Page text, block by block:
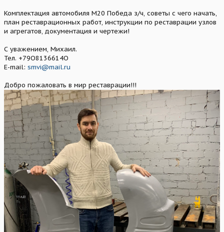
Комплектация автомобиля М20 Победа з/ч, советы с чего начать,
план реставрационных работ, инструкции по реставрации узлов
и агрегатов, документация и чертежи!
С уважением, Михаил.
Тел. +79О8136614O
E-mail: smvi@mail.ru
Добро пожаловать в мир реставрации!!!